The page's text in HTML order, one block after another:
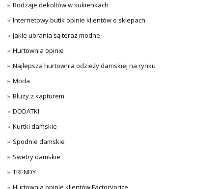
Rodzaje dekoltów w sukienkach
Internetowy butik opinie klientów o sklepach
jakie ubrania są teraz modne
Hurtownia opinie
Najlepsza hurtownia odzieży damskiej na rynku
Moda
Bluzy z kapturem
DODATKI
Kurtki damskie
Spodnie damskie
Swetry damskie
TRENDY
Hurtownia opinie klientów Factoryprice